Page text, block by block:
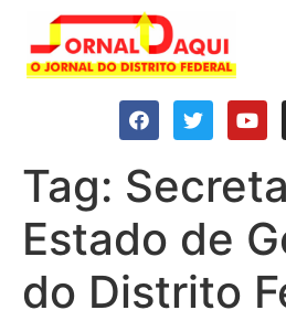
Tag:
Estado de
do Distrito